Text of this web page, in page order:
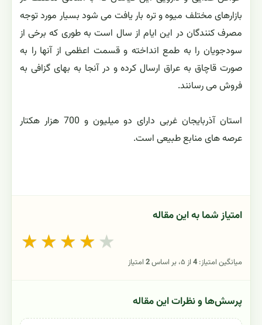
بازارهای مختلف میوه و تره بار یافت می شود بسیار مورد توجه
مصرف کنندگان در این ایام از سال است به طوری که برخی از
سودجویان را به طمع انداخته و قسمت اعظمی از آنها را به
صورت قاچاق به عراق ارسال کرده و در آنجا به بهای گزافی به
فروش می رسانند.
استان آذربایجان غربی دارای دو میلیون و 700 هزار هکتار
عرصه های منابع طبیعی است.
امتیاز شما به این مقاله
★ ★ ★ ★ ★
میانگین امتیاز: 4از ۵، بر اساس 2امتیاز
پرسش‌ها و نظرات این مقاله